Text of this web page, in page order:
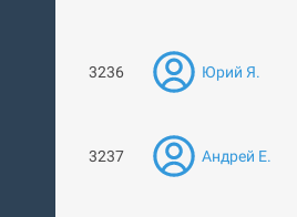
3236 Юрий Я.
3237 Андрей Е.